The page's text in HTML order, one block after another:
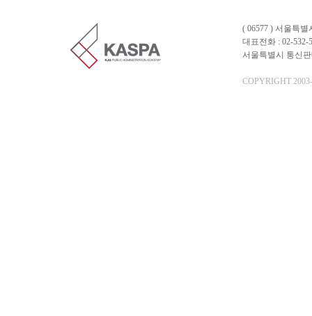
( 06577 ) 서울특
대표전화 : 02-532-
서울특별시 통신
COPYRIGHT